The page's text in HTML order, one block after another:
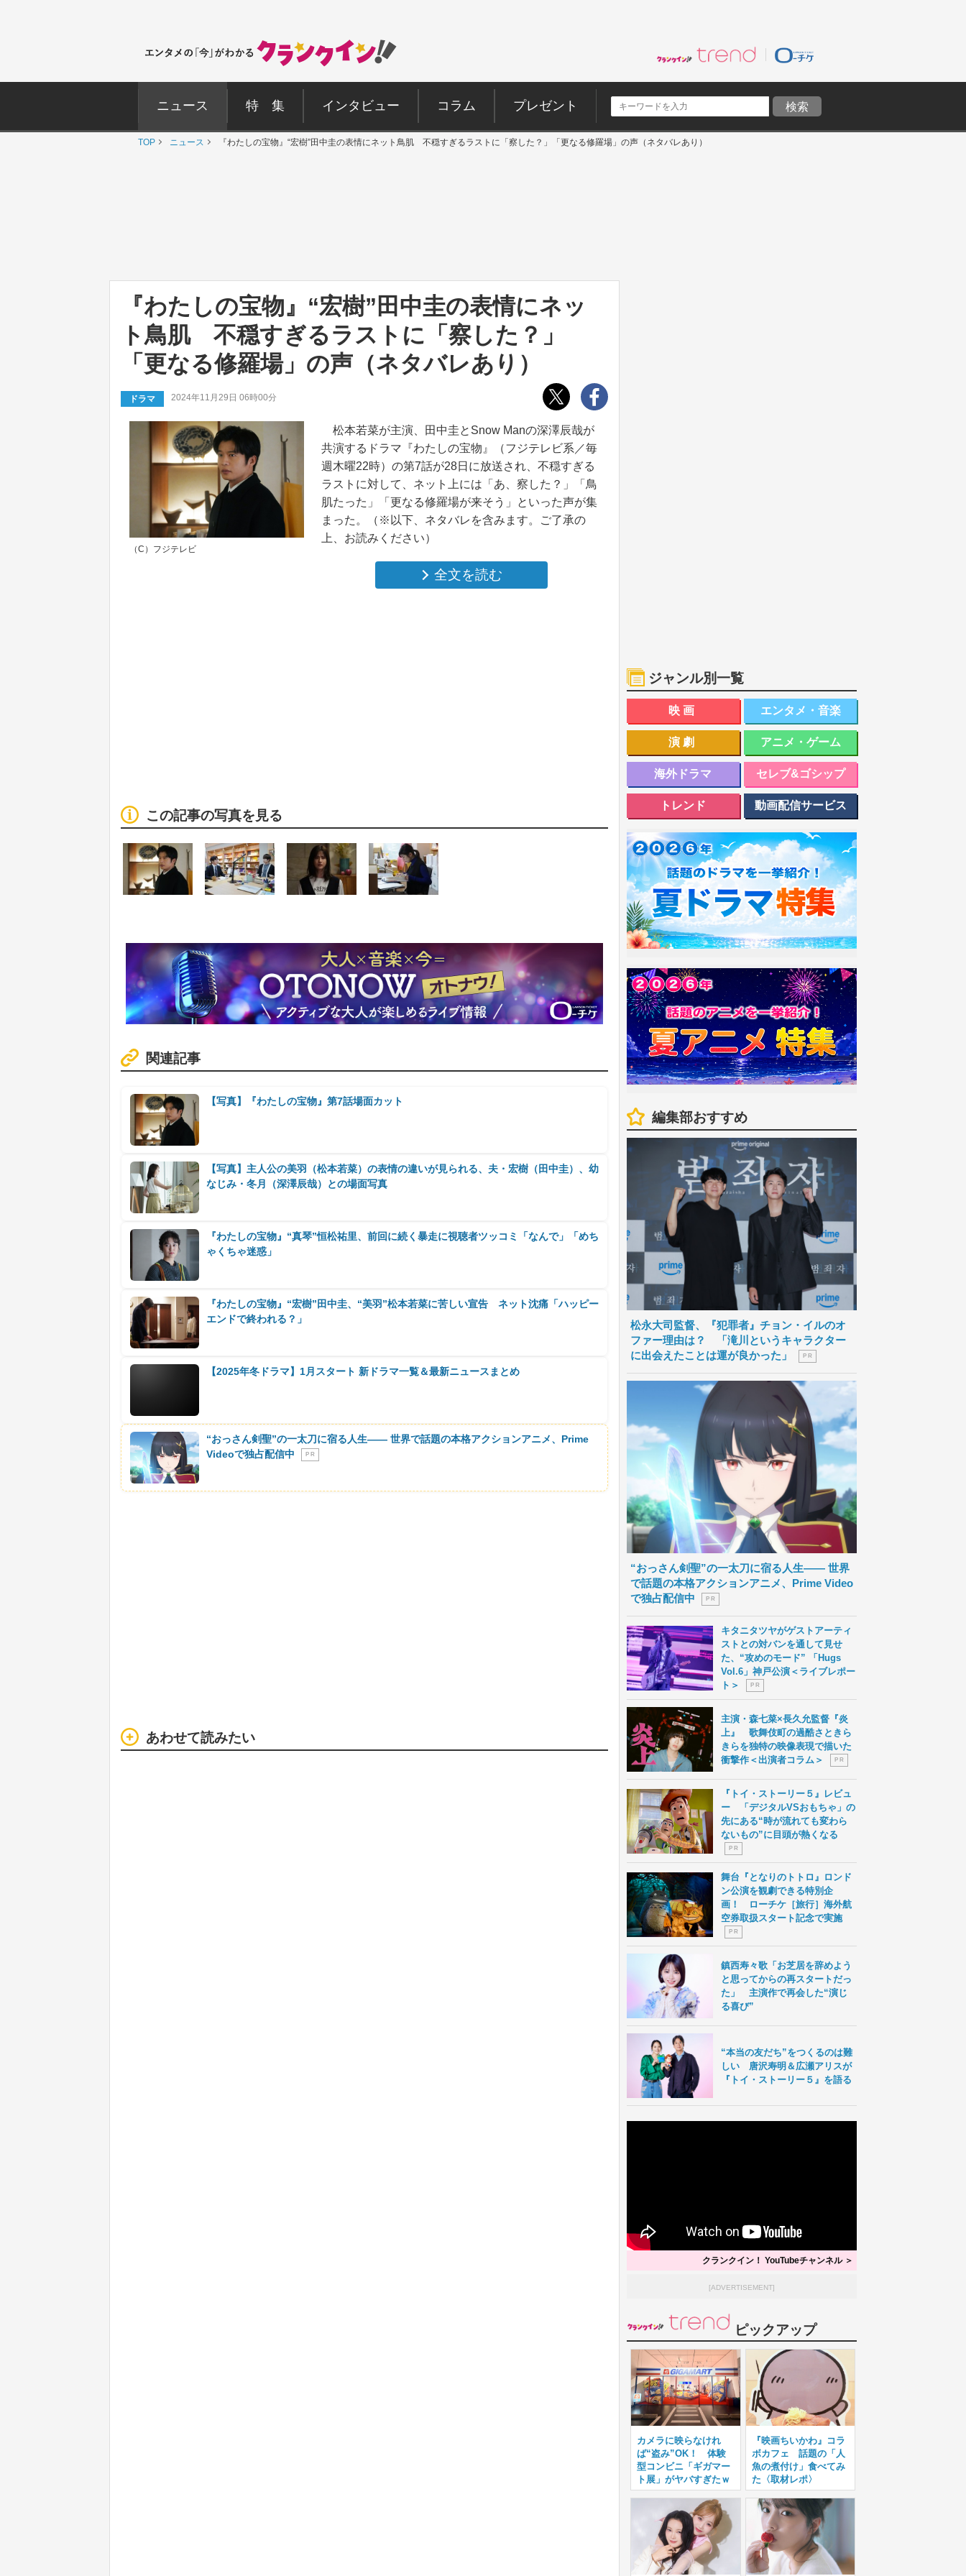
ニュース 特 集 インタビュー コラム プレゼント
TOP ニュース 『わたしの宝物』“宏樹”田中圭の表情にネット鳥肌 不穏すぎるラストに「察した？」「更なる修羅場」の声（ネタバレあり）
『わたしの宝物』“宏樹”田中圭の表情にネッ
ト鳥肌 不穏すぎるラストに「察した？」
「更なる修羅場」の声（ネタバレあり）
ドラマ 2024年11月29日 06時00分
松本若菜が主演、田中圭とSnow Manの深澤辰哉が
共演するドラマ『わたしの宝物』（フジテレビ系／毎
週木曜22時）の第7話が28日に放送され、不穏すぎる
ラストに対して、ネット上には「あ、察した？」「鳥
肌たった」「更なる修羅場が来そう」といった声が集
まった。（※以下、ネタバレを含みます。ご了承の
上、お読みください）
全文を読む
（C）フジテレビ
この記事の写真を見る
関連記事
【写真】『わたしの宝物』第7話場面カット
【写真】主人公の美羽（松本若菜）の表情の違いが見られる、夫・宏樹（田中圭）、幼
なじみ・冬月（深澤辰哉）との場面写真
『わたしの宝物』“真琴”恒松祐里、前回に続く暴走に視聴者ツッコミ「なんで」「めち
ゃくちゃ迷惑」
『わたしの宝物』“宏樹”田中圭、“美羽”松本若菜に苦しい宣告 ネット沈痛「ハッピー
エンドで終われる？」
【2025年冬ドラマ】1月スタート 新ドラマ一覧＆最新ニュースまとめ
“おっさん剣聖”の一太刀に宿る人生―― 世界で話題の本格アクションアニメ、Prime
Videoで独占配信中
P R
あわせて読みたい
ジャンル別一覧
映画 エンタメ・音楽
演劇 アニメ・ゲーム
海外ドラマ セレブ&ゴシップ
トレンド 動画配信サービス
編集部おすすめ
松永大司監督、『犯罪者』チョン・イルのオ
ファー理由は？ 「滝川というキャラクター
に出会えたことは運が良かった」
P R
“おっさん剣聖”の一太刀に宿る人生―― 世界
で話題の本格アクションアニメ、Prime Video
で独占配信中
P R
キタニタツヤがゲストアーティ
ストとの対バンを通して見せ
た、“攻めのモード” 「Hugs
Vol.6」神戸公演＜ライブレポー
ト＞
P R
主演・森七菜×長久允監督『炎
上』 歌舞伎町の過酷さときら
きらを独特の映像表現で描いた
衝撃作＜出演者コラム＞
P R
『トイ・ストーリー５』レビュ
ー 「デジタルVSおもちゃ」の
先にある“時が流れても変わら
ないもの”に目頭が熱くなる
P R
舞台『となりのトトロ』ロンド
ン公演を観劇できる特別企
画！ ローチケ［旅行］海外航
空券取扱スタート記念で実施
P R
鎮西寿々歌「お芝居を辞めよう
と思ってからの再スタートだっ
た」 主演作で再会した“演じ
る喜び”
“本当の友だち”をつくるのは難
しい 唐沢寿明＆広瀬アリスが
『トイ・ストーリー５』を語る
クランクイン！ YouTubeチャンネル ＞
[ADVERTISEMENT]
ピックアップ
カメラに映らなけれ
ば“盗み”OK！ 体験
型コンビニ「ギガマー
ト展」がヤバすぎたｗ
『映画ちいかわ』コラ
ボカフェ 話題の「人
魚の煮付け」食べてみ
た〈取材レポ〉